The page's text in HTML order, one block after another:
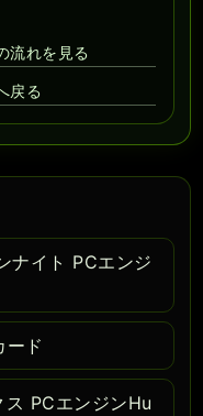
流れを見る
戻る
ナイト PCエンジ
ード
ス PCエンジンHu